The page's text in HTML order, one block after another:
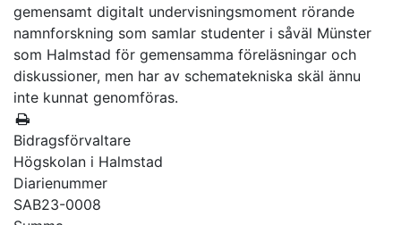
gemensamt digitalt undervisningsmoment rörande
namnforskning som samlar studenter i såväl Münster
som Halmstad för gemensamma föreläsningar och
diskussioner, men har av schematekniska skäl ännu
inte kunnat genomföras.
Bidragsförvaltare
Högskolan i Halmstad
Diarienummer
SAB23-0008